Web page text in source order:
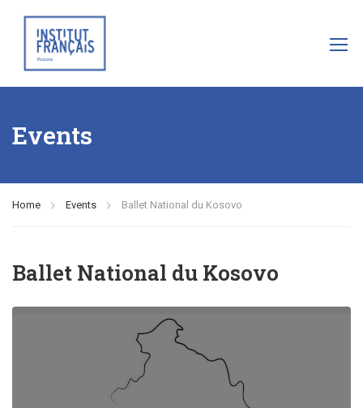
Events
Home Events Ballet National du Kosovo
Ballet National du Kosovo